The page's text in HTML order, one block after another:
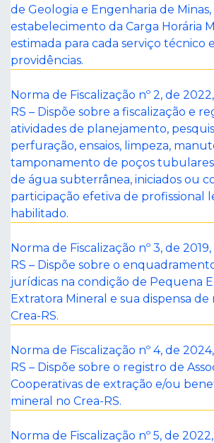
de Geologia e Engenharia de
estabelecimento da Carga Horária
estimada para cada serviço técnico
providências.
Norma de Fiscalização nº 2, de
RS – Dispõe sobre a fiscalização e
atividades de planejamento,
perfuração, ensaios, limpeza,
tamponamento de poços
de água subterrânea, iniciados ou
participação efetiva de profissional
habilitado.
Norma de Fiscalização nº 3, de
RS – Dispõe sobre o
jurídicas na condição de Pequena
Extratora Mineral e sua dispensa de
Crea-RS.
Norma de Fiscalização nº 4, de
RS – Dispõe sobre o registro de
Cooperativas de extração e/ou
mineral no Crea-RS.
Norma de Fiscalização nº 5, de